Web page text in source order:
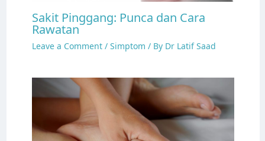
Sakit Pinggang: Punca dan Cara
Rawatan
Leave a Comment / Simptom / By Dr Latif Saad